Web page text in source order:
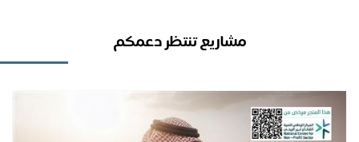
مشاريع تنتظر دعمكم